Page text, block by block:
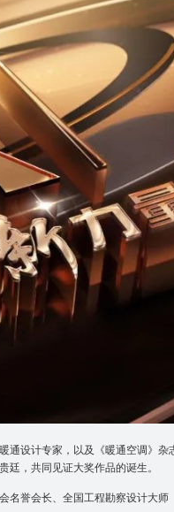
通设计专家，以及《暖通空调》
廷，共同见证大奖作品的诞生。
名誉会长、全国工程勘察设计大师